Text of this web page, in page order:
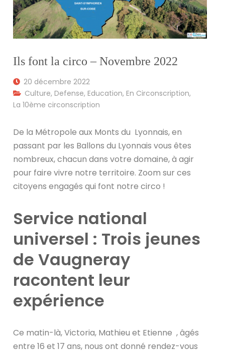
Ils font la circo – Novembre 2022
20 décembre 2022
Culture,Defense,Education,En Circonscription,
La 10ème circonscription
De la Métropole aux Monts du Lyonnais, en
passant par les Ballons du Lyonnais vous êtes
nombreux, chacun dans votre domaine, à agir
pour faire vivre notre territoire. Zoom sur ces
citoyens engagés qui font notre circo !
Service national
universel : Trois jeunes
de Vaugneray
racontent leur
expérience
Ce matin-là, Victoria, Mathieu et Etienne , âgés
entre 16 et 17 ans, nous ont donné rendez-vous